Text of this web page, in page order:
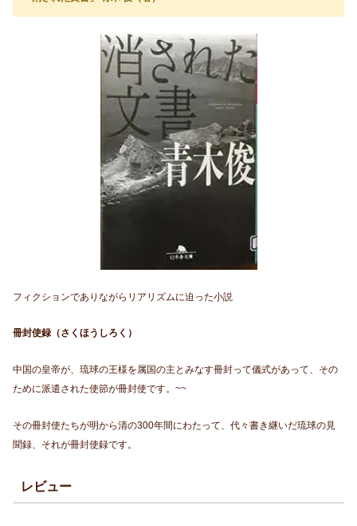
フィクションでありながらリアリズムに迫った小説
冊封使録（さくほうしろく）
中国の皇帝が、琉球の王様を属国の主とみなす冊封って儀式があって、その
ために派遣された使節が冊封使です。~~
その冊封使たちが明から清の300年間にわたって、代々書き継いだ琉球の見
聞録、それが冊封使録です。
レビュー